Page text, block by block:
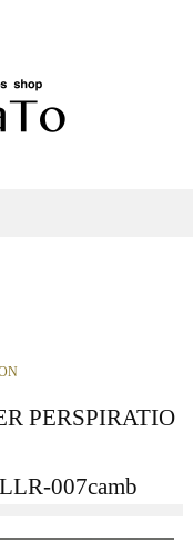
PERSPIRATIO
007camb